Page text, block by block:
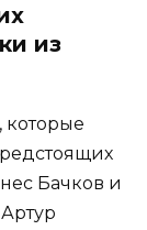
из
которые
Бачков и